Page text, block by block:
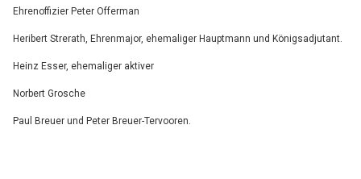
Ehrenoffizier Peter Offerman
Heribert Strerath, Ehrenmajor, ehemaliger Hauptmann und Königsadjutant.
Heinz Esser, ehemaliger aktiver
Norbert Grosche
Paul Breuer und Peter Breuer-Tervooren.